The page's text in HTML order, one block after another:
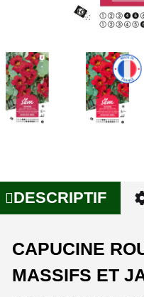
DESCRIPTIF
CAPUCINE
MASSIFS ET